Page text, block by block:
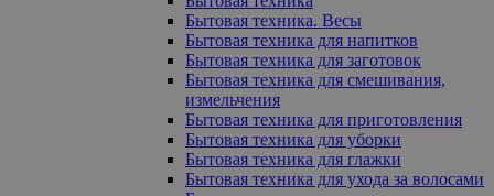
Бытовая техника. Весы
Бытовая техника для напитков
Бытовая техника для заготовок
Бытовая техника для смешивания,
измельчения
Бытовая техника для приготовления
Бытовая техника для уборки
Бытовая техника для глажки
Бытовая техника для ухода за волосами